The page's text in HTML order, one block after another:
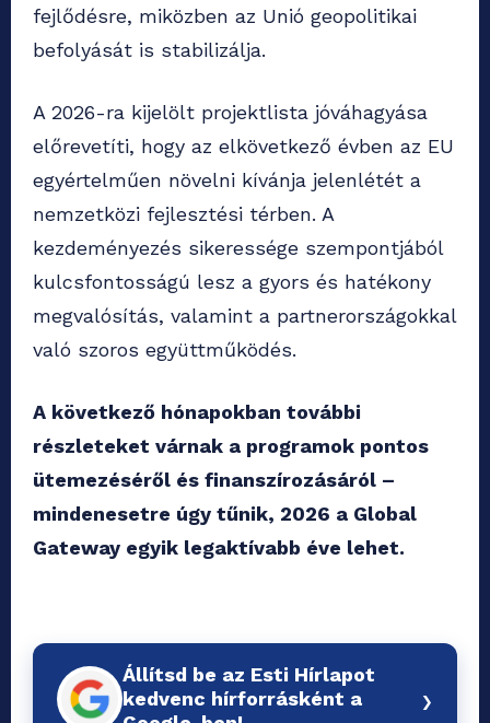
fejlődésre, miközben az Unió geopolitikai
befolyását is stabilizálja.
A 2026-ra kijelölt projektlista jóváhagyása
előrevetíti, hogy az elkövetkező évben az EU
egyértelműen növelni kívánja jelenlétét a
nemzetközi fejlesztési térben. A
kezdeményezés sikeressége szempontjából
kulcsfontosságú lesz a gyors és hatékony
megvalósítás, valamint a partnerországokkal
való szoros együttműködés.
A következő hónapokban további
részleteket várnak a programok pontos
ütemezéséről és finanszírozásáról –
mindenesetre úgy tűnik, 2026 a Global
Gateway egyik legaktívabb éve lehet.
Állítsd be az Esti Hírlapot
kedvenc hírforrásként a
›